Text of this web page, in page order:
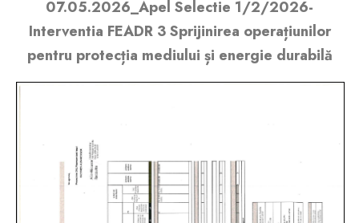
07.05.2026_Apel Selectie 1/2/2026-
Interventia FEADR 3 Sprijinirea operațiunilor
pentru protecția mediului și energie durabilă